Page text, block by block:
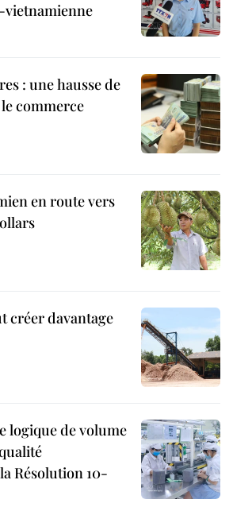
: une hausse de
le commerce
en route vers
créer davantage
logique de volume
Résolution 10-